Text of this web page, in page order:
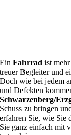
EinFahrrad ist
treuer Begleiter und
Doch wie bei jedem
und Defekten
Schwarzenberg/
Schuss zu bringen
erfahren Sie, wie Sie
Sie ganz einfach mit